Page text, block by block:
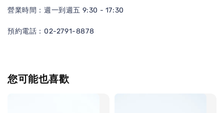
營業時間：週一到週五 9:30 - 17:30
預約電話：02-2791-8878
您可能也喜歡